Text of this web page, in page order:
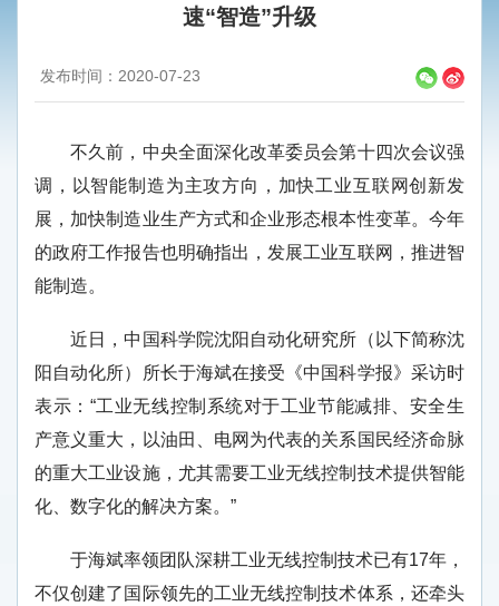
速“智造”升级
发布时间：2020-07-23
不久前，中央全面深化改革委员会第十四次会议强
调，以智能制造为主攻方向，加快工业互联网创新发
展，加快制造业生产方式和企业形态根本性变革。今年
的政府工作报告也明确指出，发展工业互联网，推进智
能制造。
近日，中国科学院沈阳自动化研究所（以下简称沈
阳自动化所）所长于海斌在接受《中国科学报》采访时
表示：“工业无线控制系统对于工业节能减排、安全生
产意义重大，以油田、电网为代表的关系国民经济命脉
的重大工业设施，尤其需要工业无线控制技术提供智能
化、数字化的解决方案。”
于海斌率领团队深耕工业无线控制技术已有17年，
不仅创建了国际领先的工业无线控制技术体系，还牵头